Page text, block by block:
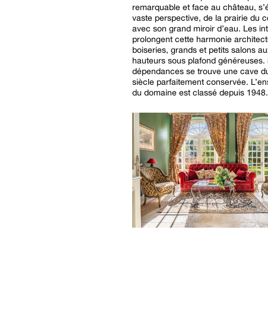
remarquable et face au château,
vaste perspective, de la prairie du
avec son grand miroir d’eau. Les
prolongent cette harmonie
boiseries, grands et petits salons
hauteurs sous plafond généreuses.
dépendances se trouve une cave
siècle parfaitement conservée.
du domaine est classé depuis 1948.